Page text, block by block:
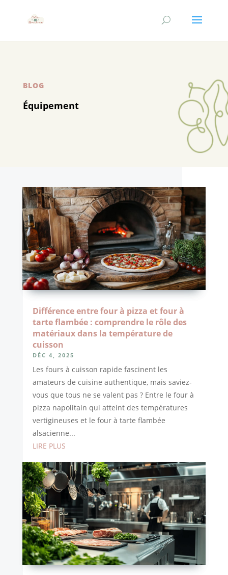
BLOG
Équipement
Différence entre four à pizza et four à
tarte flambée : comprendre le rôle des
matériaux dans la température de
cuisson
DÉC 4, 2025
Les fours à cuisson rapide fascinent les
amateurs de cuisine authentique, mais saviez-
vous que tous ne se valent pas ? Entre le four à
pizza napolitain qui atteint des températures
vertigineuses et le four à tarte flambée
alsacienne...
LIRE PLUS